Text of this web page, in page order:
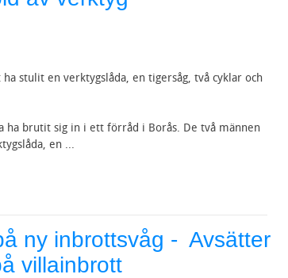
stulit en verktygslåda, en tigersåg, två cyklar och
ha brutit sig in i ett förråd i Borås. De två männen
en ...
ny inbrottsvåg - Avsätter
villainbrott